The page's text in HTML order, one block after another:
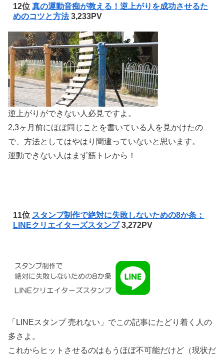
12位 真の運動音痴が教える！逆上がりを成功させるた
めのコツと方法3,233PV
逆上がりができない人必見ですよ。
2,3ヶ月前にほぼ同じことを書いている人を見かけたの
で、方法としてはやはり間違っていないと思います。
運動できない人はまず筋トレから！
11位 スタンプ制作で絶対に失敗しないための8か条：
LINEクリエイターズスタンプ3,272PV
「LINEスタンプ 売れない」でこの記事にたどり着く人の
多さよ。
これからヒットさせるのはもうほぼ不可能だけど（現状だ